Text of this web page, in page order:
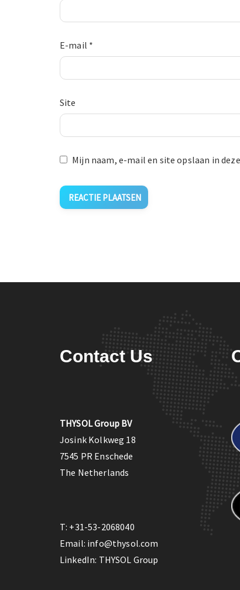
E-mail *
Site
Mijn naam, e-mail en site opslaan in
Contact Us
THYSOL Group BV
Josink Kolkweg 18
7545 PR Enschede
The Netherlands
T: +31-53-2068040
Email: info@thysol.com
LinkedIn: THYSOL Group